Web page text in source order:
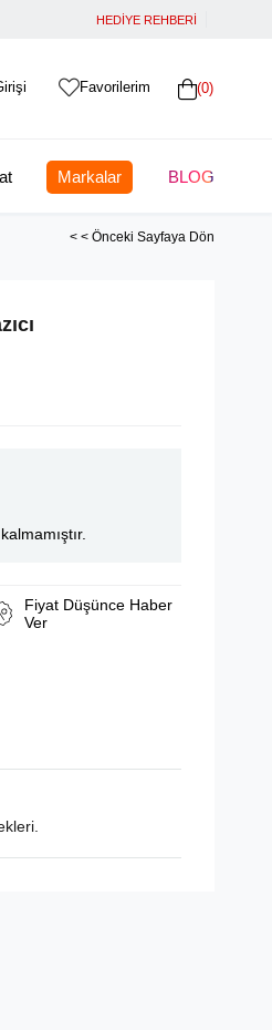
HEDİYE REHBERİ
0
Favorilerim
Markalar BLOG
< < Önceki Sayfaya Dön
Fiyat Düşünce Haber
Ver